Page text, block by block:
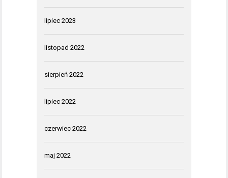
lipiec 2023
listopad 2022
sierpień 2022
lipiec 2022
czerwiec 2022
maj 2022